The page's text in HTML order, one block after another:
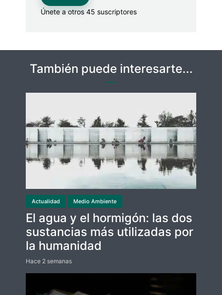
Únete a otros 45 suscriptores
También puede interesarte...
Actualidad Medio Ambiente
El agua y el hormigón: las dos
sustancias más utilizadas por
la humanidad
Hace 2 semanas